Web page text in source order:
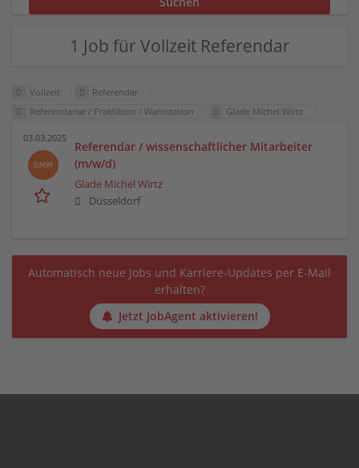
1 Job für Vollzeit Referendar
Vollzeit
Referendar
Referendariat / Praktikum / Wahlstation
Glade Michel Wirtz
03.03.2025
Referendar / wissenschaftlicher Mitarbeiter
(m/w/d)
Glade Michel Wirtz
Düsseldorf
Automatisch neue Jobs und Karriere-Updates per E-Mail
erhalten?
Jetzt JobAgent aktivieren!